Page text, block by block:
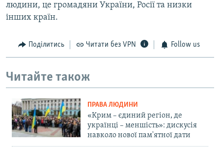
людини, це громадяни України, Росії та низки
інших країн.
Поділитись Читати без VPN Follow us
Читайте також
ПРАВА ЛЮДИНИ
«Крим – єдиний регіон, де
українці – меншість»: дискусія
навколо нової пам'ятної дати